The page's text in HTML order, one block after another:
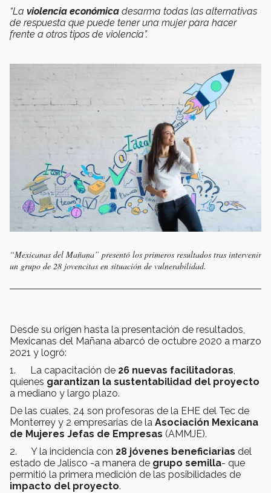
“La violencia económica desarma todas las alternativas
de respuesta que puede tener una mujer para hacer
frente a otros tipos de violencia”.
“Mexicanas del Mañana” presentó los primeros resultados tras intervenir
un grupo de 28 jovencitas en situación de vulnerabilidad.
Desde su origen hasta la presentación de resultados,
Mexicanas del Mañana abarcó de octubre 2020 a marzo
2021 y logró:
1. La capacitación de 26 nuevas facilitadoras,
quienes garantizan la sustentabilidad del proyecto
a mediano y largo plazo.
De las cuales, 24 son profesoras de la EHE del Tec de
Monterrey y 2 empresarias de la Asociación Mexicana
de Mujeres Jefas de Empresas (AMMJE).
2. Y la incidencia con 28 jóvenes beneficiarias del
estado de Jalisco -a manera de grupo semilla- que
permitió la primera medición de las posibilidades de
impacto del proyecto.